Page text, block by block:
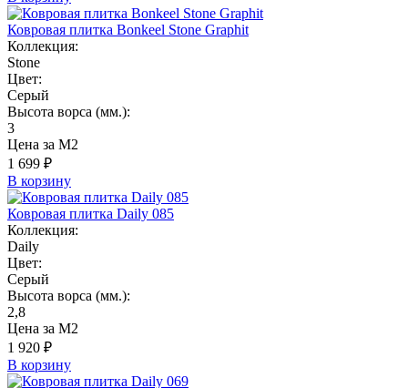
Ковровая плитка Bonkeel Stone Graphit
Коллекция:
Stone
Цвет:
Серый
Высота ворса (мм.):
3
Цена за М2
1 699 ₽
В корзину
Ковровая плитка Daily 085
Коллекция:
Daily
Цвет:
Серый
Высота ворса (мм.):
2,8
Цена за М2
1 920 ₽
В корзину